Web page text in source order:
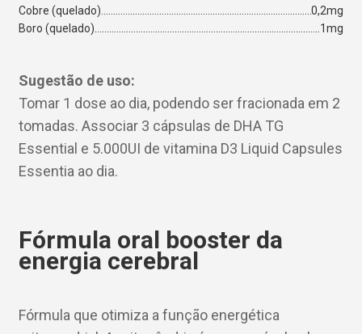
Cobre (quelado)
0,2mg
Boro (quelado)
1mg
Sugestão de uso:
Tomar 1 dose ao dia, podendo ser fracionada em 2
tomadas. Associar 3 cápsulas de DHA TG
Essential e 5.000UI de vitamina D3 Liquid Capsules
Essentia ao dia.
Fórmula oral booster da
energia cerebral
Fórmula que otimiza a função energética